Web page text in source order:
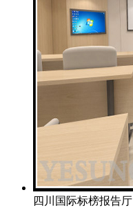
四川国际标榜报告厅